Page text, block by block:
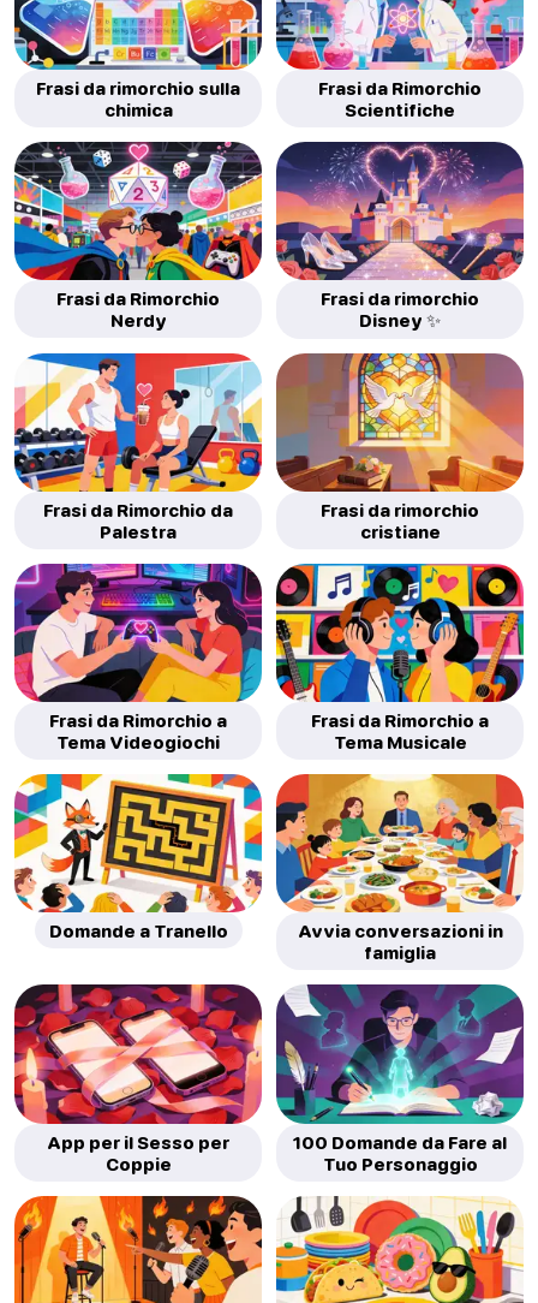
Frasi da rimorchio sulla
chimica
Frasi da Rimorchio
Scientifiche
Frasi da Rimorchio
Nerdy
Frasi da rimorchio
Disney ✨
Frasi da Rimorchio da
Palestra
Frasi da rimorchio
cristiane
Frasi da Rimorchio a
Tema Videogiochi
Frasi da Rimorchio a
Tema Musicale
Domande a Tranello
Avvia conversazioni in
famiglia
App per il Sesso per
Coppie
100 Domande da Fare al
Tuo Personaggio